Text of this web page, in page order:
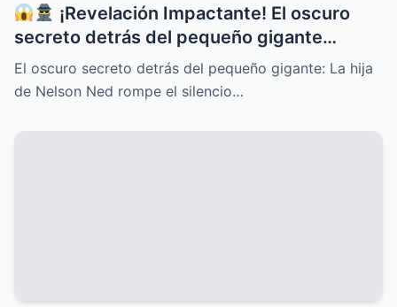
¡Revelación Impactante! El oscuro
secreto detrás del pequeño gigante
Nelson Ned sale a la luz cuando su hija
rompe el silencio y deja al mundo en shock
El oscuro secreto detrás del pequeño gigante: La hija
de Nelson Ned rompe el silencio…